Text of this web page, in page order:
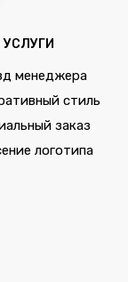
УСЛУГИ
менеджера
стиль
заказ
логотипа